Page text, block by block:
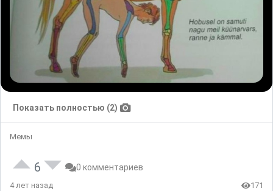
Показать полностью (2)
Мемы
6 0 комментариев
4 лет назад 171